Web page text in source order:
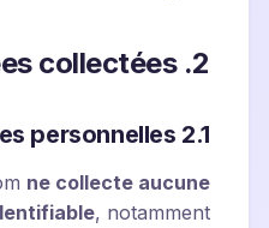
2. Données collectées
2.1 Données personnelles
ne collecte aucune
, notamment